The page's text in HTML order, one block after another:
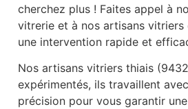
cherchez plus ! Faites appel à
vitrerie et à nos artisans vitriers
une intervention rapide et
Nos artisans vitriers thiais
expérimentés, ils travaillent
précision pour vous garantir